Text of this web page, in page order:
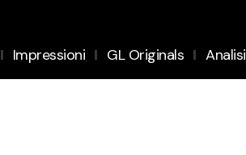
Impressioni GL Originals Analisi